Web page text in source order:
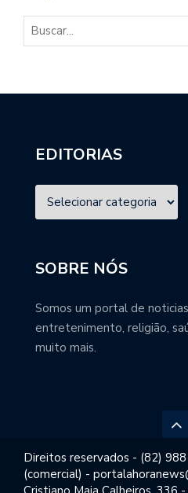
EDITORIAS
SOBRE NÓS
Somos um portal de
entretenimento, religião,
muito mais.
Direitos reservados - (82)
(comercial) -